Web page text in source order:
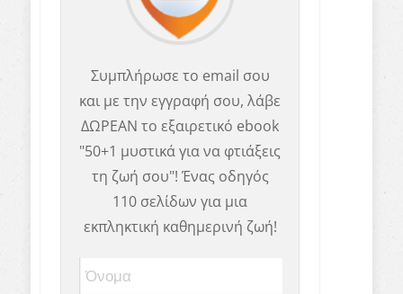
Συμπλήρωσε το email σου
και με την εγγραφή σου, λάβε
ΔΩΡΕΑΝ το εξαιρετικό ebook
"50+1 μυστικά για να φτιάξεις
τη ζωή σου"! Ένας οδηγός
110 σελίδων για μια
εκπληκτική καθημερινή ζωή!